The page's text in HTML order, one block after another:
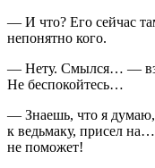
— И что? Его сейчас
непонятно кого.
— Нету. Смылся… —
Не беспокойтесь…
— Знаешь, что я думаю,
к ведьмаку, присел
не поможет!